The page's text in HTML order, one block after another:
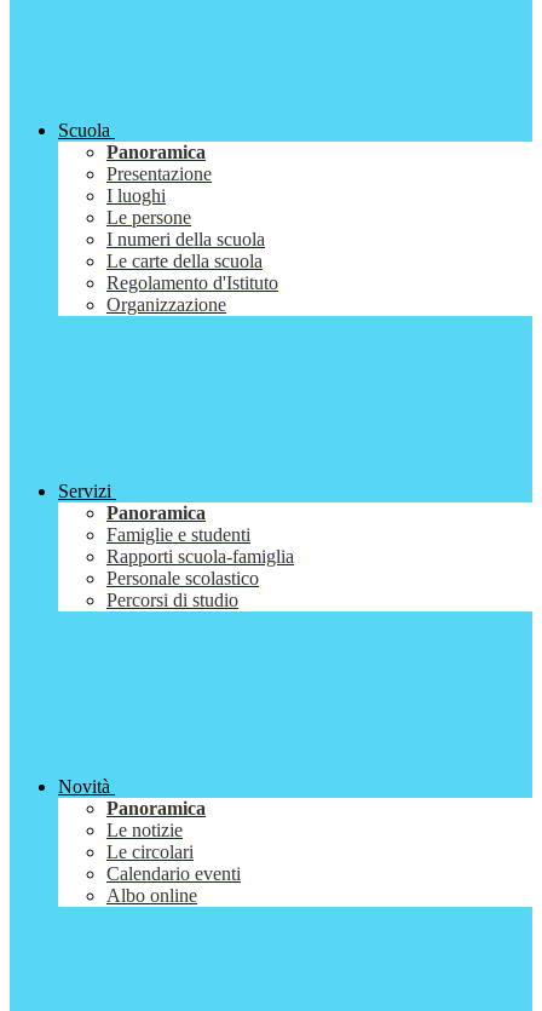
Scuola
Panoramica
Presentazione
I luoghi
Le persone
I numeri della scuola
Le carte della scuola
Regolamento d'Istituto
Organizzazione
Servizi
Panoramica
Famiglie e studenti
Rapporti scuola-famiglia
Personale scolastico
Percorsi di studio
Novità
Panoramica
Le notizie
Le circolari
Calendario eventi
Albo online